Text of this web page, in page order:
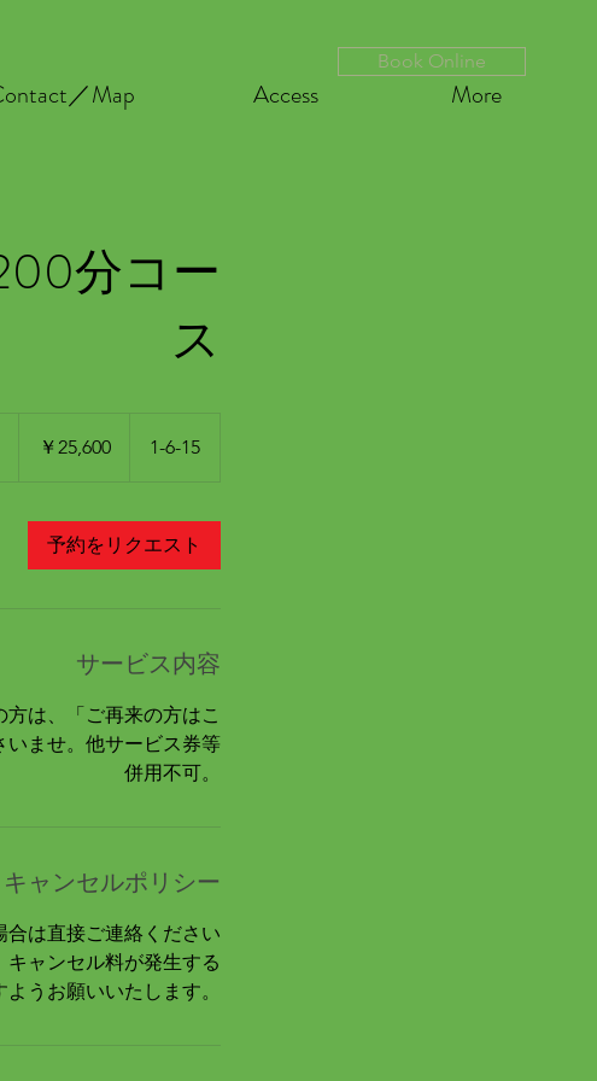
／Map Access More
分コー
ス
￥25,600 1-6-15
予約をリクエスト
サービス内容
は、「ご再来の方はこ
いませ。他サービス券等
併用不可。
キャンセルポリシー
合は直接ご連絡ください
ャンセル料が発生する
うお願いいたします。
Book Online